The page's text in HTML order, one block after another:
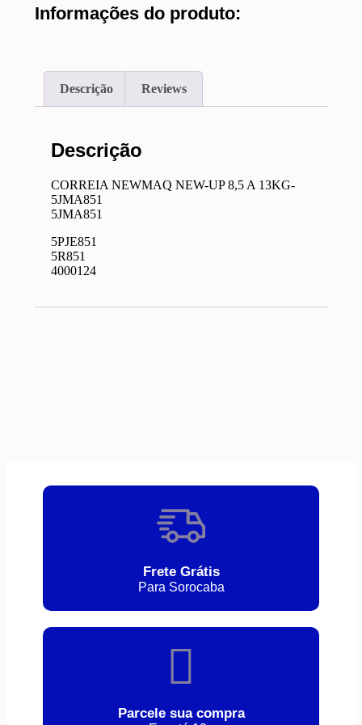
Informações do produto:
Descrição Reviews
Descrição
CORREIA NEWMAQ NEW-UP 8,5 A 13KG-
5JMA851
5JMA851
5PJE851
5R851
4000124
Frete Grátis
Para Sorocaba
Parcele sua compra